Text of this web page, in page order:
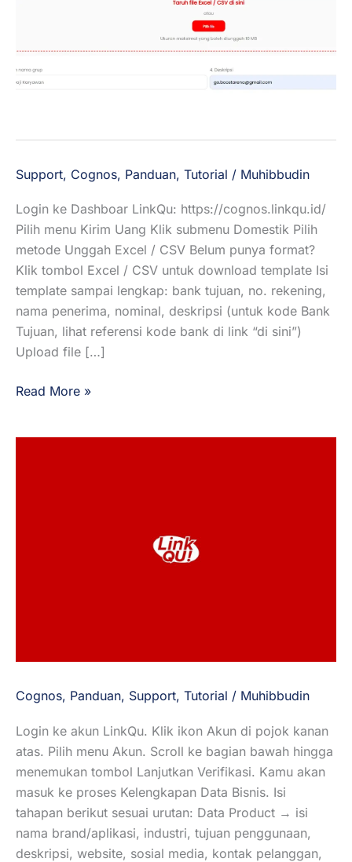
Support, Cognos, Panduan, Tutorial / Muhibbudin
Login ke Dashboar LinkQu: https://cognos.linkqu.id/
Pilih menu Kirim Uang Klik submenu Domestik Pilih
metode Unggah Excel / CSV Belum punya format?
Klik tombol Excel / CSV untuk download template Isi
template sampai lengkap: bank tujuan, no. rekening,
nama penerima, nominal, deskripsi (untuk kode Bank
Tujuan, lihat referensi kode bank di link “di sini”)
Upload file […]
Read More »
Cognos, Panduan, Support, Tutorial / Muhibbudin
Login ke akun LinkQu. Klik ikon Akun di pojok kanan
atas. Pilih menu Akun. Scroll ke bagian bawah hingga
menemukan tombol Lanjutkan Verifikasi. Kamu akan
masuk ke proses Kelengkapan Data Bisnis. Isi
tahapan berikut sesuai urutan: Data Product → isi
nama brand/aplikasi, industri, tujuan penggunaan,
deskripsi, website, sosial media, kontak pelanggan,